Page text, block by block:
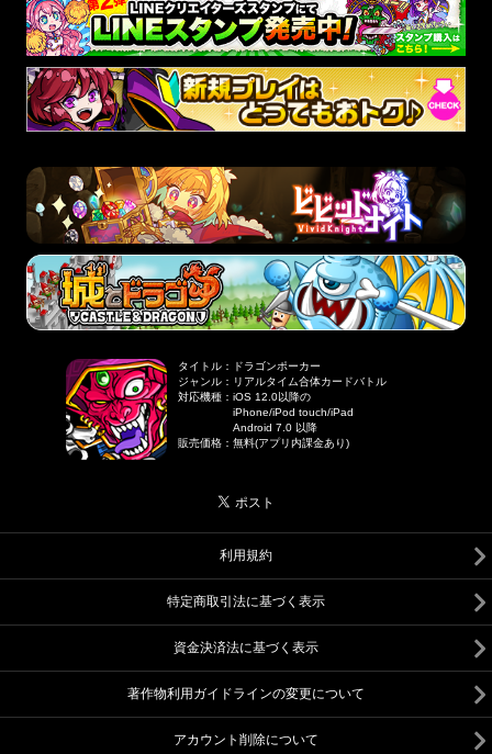
タイトル ：
ドラゴンポーカー
ジャンル ： リアルタイム合体カードバトル
対応機種 ：iOS 12.0以降の
iPhone/iPod touch/iPad
Android 7.0 以降
販売価格 ：無料(アプリ内課金あり)
利用規約
特定商取引法に基づく表示
資金決済法に基づく表示
著作物利用ガイドラインの変更について
アカウント削除について